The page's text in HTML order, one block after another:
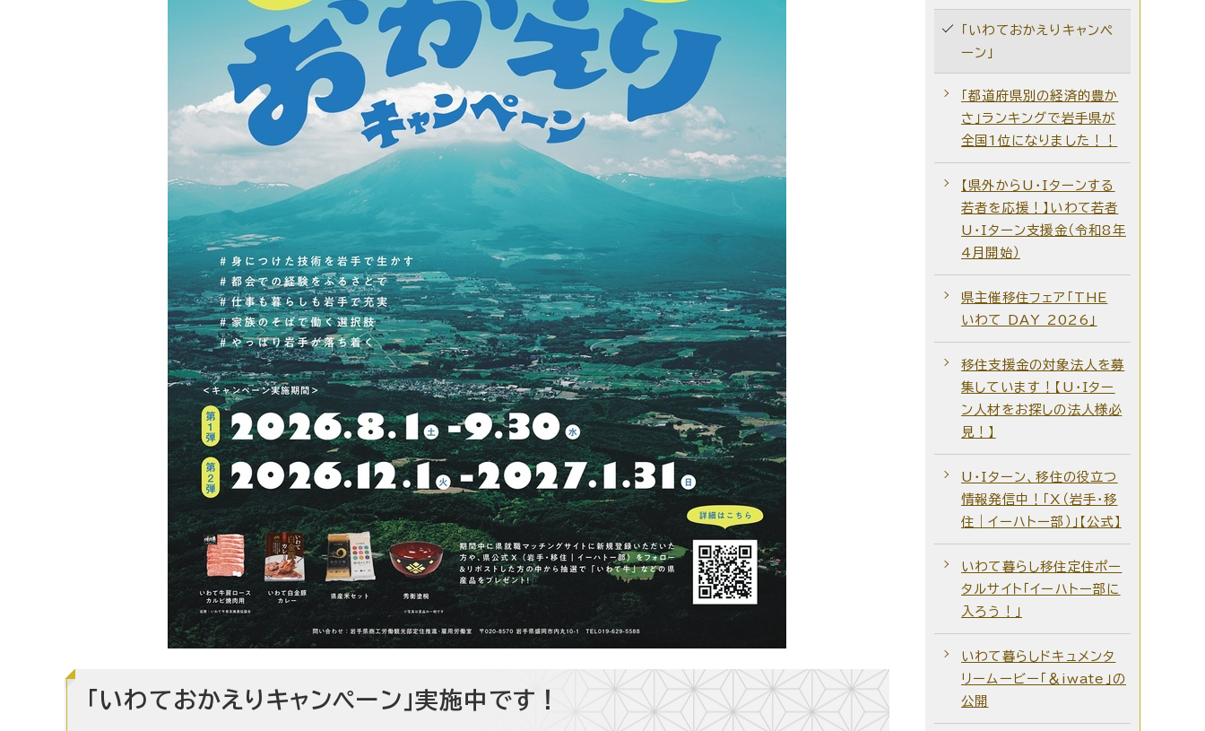
「いわておかえりキャンペーン」実施中です！
「いわておかえりキャンペ
ーン」
「都道府県別の経済的豊か
さ」ランキングで岩手県が
全国1位になりました！！
【県外からU・Iターンする
若者を応援！】いわて若者
U・Iターン支援金（令和8年
4月開始）
県主催移住フェア「THE
いわて DAY 2026」
移住支援金の対象法人を募
集しています！【U・Iター
ン人材をお探しの法人様必
見！】
U・Iターン、移住の役立つ
情報発信中！「X（岩手・移
住｜イーハトー部）」【公式】
いわて暮らし移住定住ポー
タルサイト「イーハトー部に
入ろう！」
いわて暮らしドキュメンタ
リームービー「＆iwate」の
公開